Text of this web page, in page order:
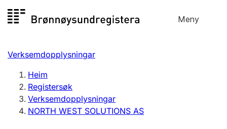
til
Meny
Registersøk
Aksjeselskap
Enkeltpersonføretak
Registrere, endre, slette
Verksemdopplysningar
Heim
Registersøk
Verksemdopplysningar
NORTH WEST SOLUTIONS AS